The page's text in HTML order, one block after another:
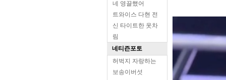
네 영끌했어
트와이스 다현 전
신 타이트한 옷차
림
네티즌포토
허벅지 자랑하는
보송이버섯